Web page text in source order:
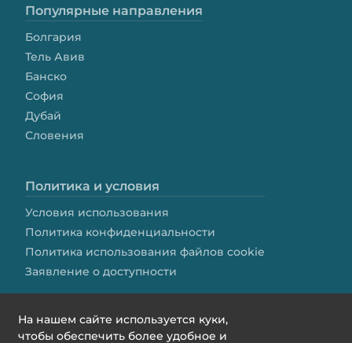
На нашем сайте используется куки,
чтобы обеспечить более удобное и
Популярные направления
Болгария
Тель Авив
Банско
София
Дубай
Словения
Политика и условия
Условия использования
Политика конфиденциальности
Политика использования файлов cookie
Заявление о доступности